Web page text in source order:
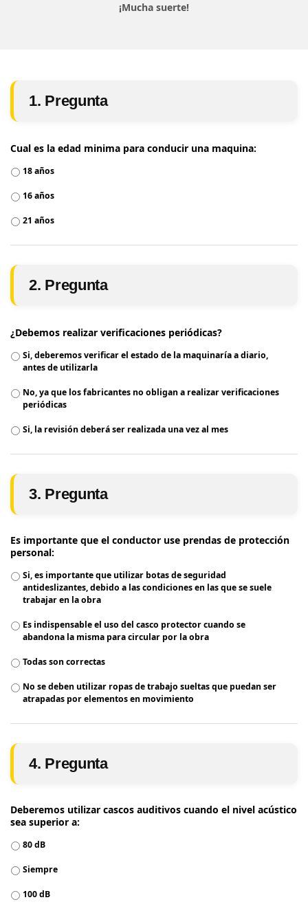
¡Mucha suerte!
1. Pregunta
Cual es la edad minima para conducir una maquina:
18 años
16 años
21 años
2. Pregunta
¿Debemos realizar verificaciones periódicas?
Si, deberemos verificar el estado de la maquinaría a diario,
antes de utilizarla
No, ya que los fabricantes no obligan a realizar verificaciones
periódicas
Si, la revisión deberá ser realizada una vez al mes
3. Pregunta
Es importante que el conductor use prendas de protección
personal:
Si, es importante que utilizar botas de seguridad
antideslizantes, debido a las condiciones en las que se suele
trabajar en la obra
Es indispensable el uso del casco protector cuando se
abandona la misma para circular por la obra
Todas son correctas
No se deben utilizar ropas de trabajo sueltas que puedan ser
atrapadas por elementos en movimiento
4. Pregunta
Deberemos utilizar cascos auditivos cuando el nivel acústico
sea superior a:
80 dB
Siempre
100 dB